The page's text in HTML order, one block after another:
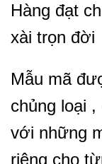
Hàng đạt
xài trọn đời
Mẫu mã
chủng loại
với những
riêng cho